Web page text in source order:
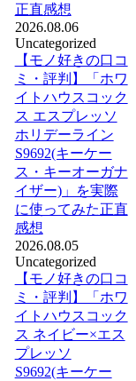
正直感想
2026.08.06
Uncategorized
【モノ好きの口コ
ミ・評判】「ホワ
イトハウスコック
ス エスプレッソ
ホリデーライン
S9692(キーケー
ス・キーオーガナ
イザー)」を実際
に使ってみた正直
感想
2026.08.05
Uncategorized
【モノ好きの口コ
ミ・評判】「ホワ
イトハウスコック
ス ネイビー×エス
プレッソ
S9692(キーケー